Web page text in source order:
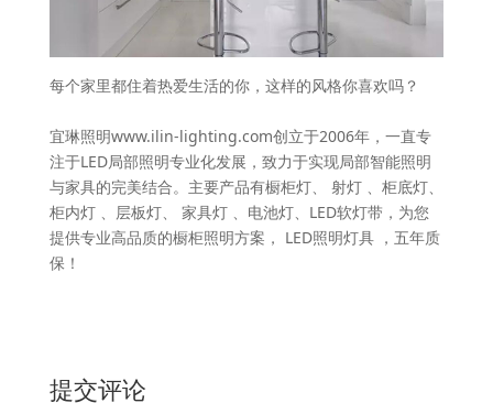
每个家里都住着热爱生活的你，这样的风格你喜欢吗？
宜琳照明www.ilin-lighting.com创立于2006年，一直专
注于LED局部照明专业化发展，致力于实现局部智能照明
与家具的完美结合。主要产品有橱柜灯、 射灯 、柜底灯、
柜内灯 、层板灯、 家具灯 、电池灯、LED软灯带，为您
提供专业高品质的橱柜照明方案， LED照明灯具 ，五年质
保！
提交评论